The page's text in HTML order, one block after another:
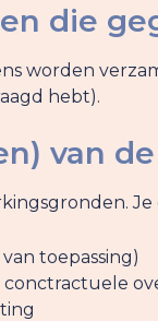
die
worden
hebt).
van
toepassing)
conctractuele